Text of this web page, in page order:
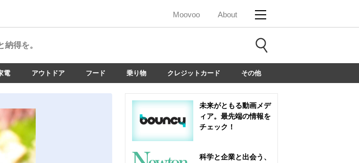
Moovoo About
納得を。
電 アウトドア フード 乗り物 クレジットカード その他
未来がともる動画メデ
ィア。最先端の情報を
チェック！
科学と企業と出会う、